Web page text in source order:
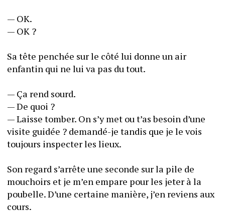
— OK.
— OK ?
Sa tête penchée sur le côté lui donne un air
enfantin qui ne lui va pas du tout.
— Ça rend sourd.
— De quoi ?
— Laisse tomber. On s’y met ou t’as besoin d’une
visite guidée ? demandé-je tandis que je le vois
toujours inspecter les lieux.
Son regard s’arrête une seconde sur la pile de
mouchoirs et je m’en empare pour les jeter à la
poubelle. D’une certaine manière, j’en reviens aux
cours.